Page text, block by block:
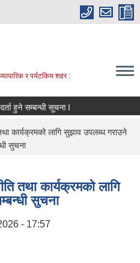
र पर्यटकिय शहर :
सेवा खरिद कार्यका लागि सूची दर्ता हुने सम्बन्धी सूचना l
वास प्राविधिक र सामाजिक परिचालकहरुको अन्तिम नतिजा
कार्यक्रमको लागि सुझाव उपलब्ध गराउने
सुचना
तथा कार्यक्रमको लागि
सुचना
- 17:57